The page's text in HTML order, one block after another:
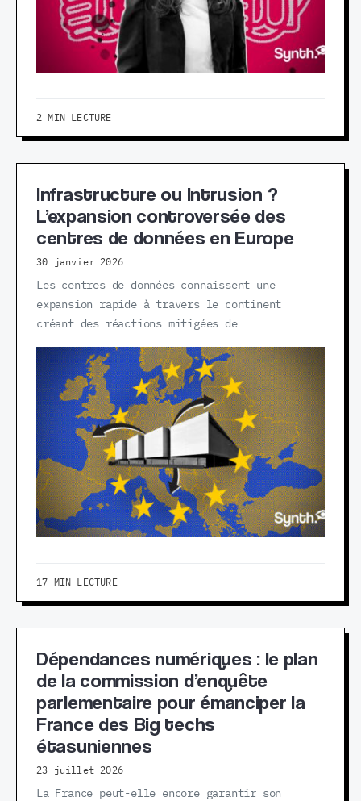
2 MIN LECTURE
Infrastructure ou Intrusion ?
L’expansion controversée des
centres de données en Europe
30 janvier 2026
Les centres de données connaissent une
expansion rapide à travers le continent
créant des réactions mitigées de…
17 MIN LECTURE
Dépendances numériques : le plan
de la commission d’enquête
parlementaire pour émanciper la
France des Big techs
étasuniennes
23 juillet 2026
La France peut-elle encore garantir son